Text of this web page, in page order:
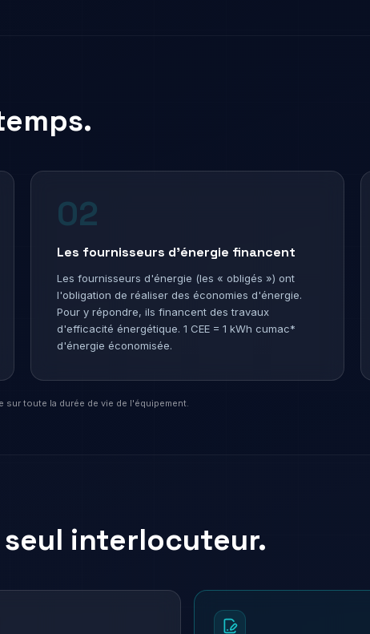
02
Les fournisseurs d'énergie financent
Les fournisseurs d'énergie (les « obligés ») ont
l'obligation de réaliser des économies d'énergie.
Pour y répondre, ils financent des travaux
d'efficacité énergétique. 1 CEE = 1 kWh cumac*
d'énergie économisée.
toute la durée de vie de l'équipement.
interlocuteur.